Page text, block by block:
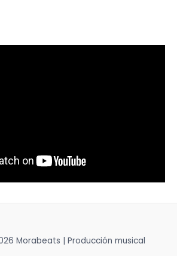
Morabeats | Producción musical